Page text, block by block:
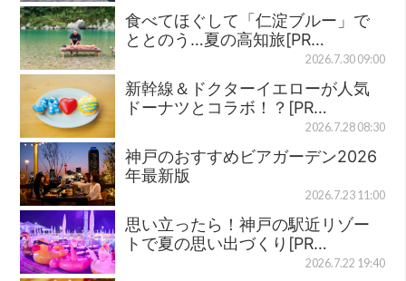
食べてほぐして「仁淀ブルー」で
ととのう…夏の高知旅[PR…
2026.7.30 09:00
新幹線＆ドクターイエローが人気
ドーナツとコラボ！？[PR…
2026.7.28 08:30
神戸のおすすめビアガーデン2026
年最新版
2026.7.23 11:00
思い立ったら！神戸の駅近リゾー
トで夏の思い出づくり[PR…
2026.7.22 19:40